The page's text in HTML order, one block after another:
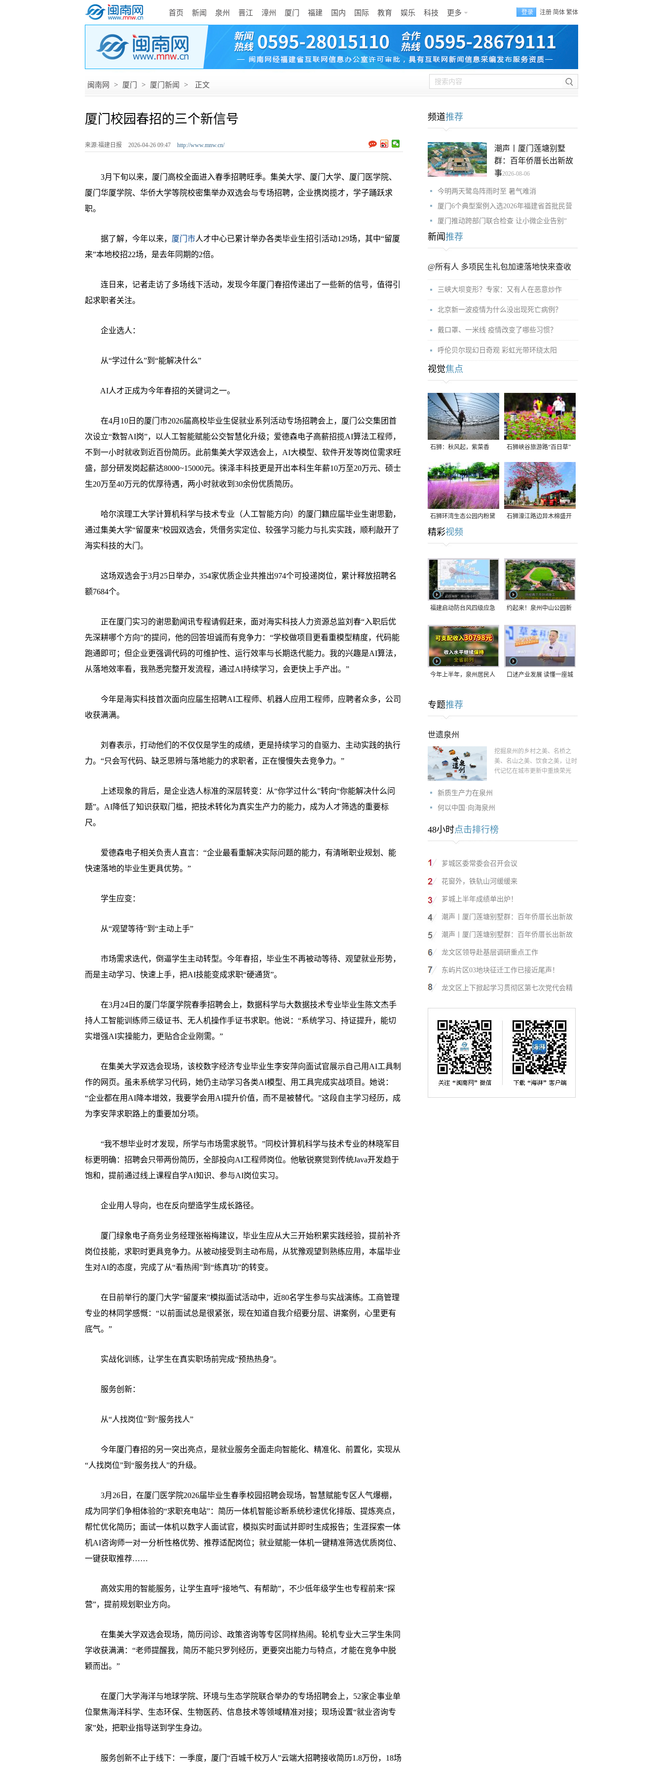
首页 新闻 泉州 晋江 漳州 厦门 福建 国内 国际 教育 娱乐 科技 更多 登录 注册 简体 繁体
闽南网 > 厦门 > 厦门新闻 > 正文
厦门校园春招的三个新信号
来源:福建日报 2026-04-26 09:47 http://www.mnw.cn/
3月下旬以来，厦门高校全面进入春季招聘旺季。集美大学、厦门大学、厦门医学院、
厦门华厦学院、华侨大学等院校密集举办双选会与专场招聘，企业携岗揽才，学子踊跃求
职。
据了解，今年以来， 厦门市人才中心已累计举办各类毕业生招引活动129场，其中“留厦
来”本地校招22场，是去年同期的2倍。
连日来，记者走访了多场线下活动，发现今年厦门春招传递出了一些新的信号，值得引
起求职者关注。
企业选人：
从“学过什么”到“能解决什么”
AI人才正成为今年春招的关键词之一。
在4月10日的厦门市2026届高校毕业生促就业系列活动专场招聘会上，厦门公交集团首
次设立“数智AI岗”，以人工智能赋能公交智慧化升级；爱德森电子高薪招揽AI算法工程师，
不到一小时就收到近百份简历。此前集美大学双选会上，AI大模型、软件开发等岗位需求旺
盛，部分研发岗起薪达8000~15000元。徕泽丰科技更是开出本科生年薪10万至20万元、硕士
生20万至40万元的优厚待遇，两小时就收到30余份优质简历。
哈尔滨理工大学计算机科学与技术专业（人工智能方向）的厦门籍应届毕业生谢思勤，
通过集美大学“留厦来”校园双选会，凭借务实定位、较强学习能力与扎实实践，顺利敲开了
海实科技的大门。
这场双选会于3月25日举办，354家优质企业共推出974个可投递岗位，累计释放招聘名
额7684个。
正在厦门实习的谢思勤闻讯专程请假赶来，面对海实科技人力资源总监刘春“入职后优
先深耕哪个方向”的提问，他的回答坦诚而有竞争力：“学校做项目更看重模型精度，代码能
跑通即可；但企业更强调代码的可维护性、运行效率与长期迭代能力。我的兴趣是AI算法，
从落地效率看，我熟悉完整开发流程，通过AI持续学习，会更快上手产出。”
今年是海实科技首次面向应届生招聘AI工程师、机器人应用工程师，应聘者众多，公司
收获满满。
刘春表示，打动他们的不仅仅是学生的成绩，更是持续学习的自驱力、主动实践的执行
力。“只会写代码、缺乏思辨与落地能力的求职者，正在慢慢失去竞争力。”
上述现象的背后，是企业选人标准的深层转变：从“你学过什么”转向“你能解决什么问
题”。AI降低了知识获取门槛，把技术转化为真实生产力的能力，成为人才筛选的重要标
尺。
爱德森电子相关负责人直言：“企业最看重解决实际问题的能力，有清晰职业规划、能
快速落地的毕业生更具优势。”
学生应变：
从“观望等待”到“主动上手”
市场需求迭代，倒逼学生主动转型。今年春招，毕业生不再被动等待、观望就业形势，
而是主动学习、快速上手，把AI技能变成求职“硬通货”。
在3月24日的厦门华厦学院春季招聘会上，数据科学与大数据技术专业毕业生陈文杰手
持人工智能训练师三级证书、无人机操作手证书求职。他说：“系统学习、持证提升，能切
实增强AI实操能力，更贴合企业刚需。”
在集美大学双选会现场，该校数字经济专业毕业生李安萍向面试官展示自己用AI工具制
作的网页。虽未系统学习代码，她仍主动学习各类AI模型、用工具完成实战项目。她说：
“企业都在用AI降本增效，我要学会用AI提升价值，而不是被替代。”这段自主学习经历，成
为李安萍求职路上的重要加分项。
“我不想毕业时才发现，所学与市场需求脱节。”同校计算机科学与技术专业的林晓军目
标更明确：招聘会只带两份简历，全部投向AI工程师岗位。他敏锐察觉到传统Java开发趋于
饱和，提前通过线上课程自学AI知识、参与AI岗位实习。
企业用人导向，也在反向塑造学生成长路径。
厦门绿象电子商务业务经理张裕梅建议，毕业生应从大三开始积累实践经验，提前补齐
岗位技能，求职时更具竞争力。从被动接受到主动布局，从犹豫观望到熟练应用，本届毕业
生对AI的态度，完成了从“看热闹”到“练真功”的转变。
在日前举行的厦门大学“留厦来”模拟面试活动中，近80名学生参与实战演练。工商管理
专业的林同学感慨：“以前面试总是很紧张，现在知道自我介绍要分层、讲案例，心里更有
底气。”
实战化训练，让学生在真实职场前完成“预热热身”。
服务创新：
从“人找岗位”到“服务找人”
今年厦门春招的另一突出亮点，是就业服务全面走向智能化、精准化、前置化，实现从
“人找岗位”到“服务找人”的升级。
3月26日，在厦门医学院2026届毕业生春季校园招聘会现场，智慧赋能专区人气爆棚，
成为同学们争相体验的“求职充电站”：简历一体机智能诊断系统秒速优化排版、提炼亮点，
帮忙优化简历；面试一体机以数字人面试官，模拟实时面试并即时生成报告；生涯探索一体
机AI咨询师一对一分析性格优势、推荐适配岗位；就业赋能一体机一键精准筛选优质岗位、
一键获取推荐……
高效实用的智能服务，让学生直呼“接地气、有帮助”，不少低年级学生也专程前来“探
营”，提前规划职业方向。
在集美大学双选会现场，简历问诊、政策咨询等专区同样热闹。轮机专业大三学生朱同
学收获满满：“老师提醒我，简历不能只罗列经历，更要突出能力与特点，才能在竞争中脱
颖而出。”
在厦门大学海洋与地球学院、环境与生态学院联合举办的专场招聘会上，52家企事业单
位聚焦海洋科学、生态环保、生物医药、信息技术等领域精准对接；现场设置“就业咨询专
家”处，把职业指导送到学生身边。
服务创新不止于线下：一季度，厦门“百城千校万人”云端大招聘接收简历1.8万份，18场
频道推荐
潮声丨厦门莲塘别墅
群：百年侨厝长出新故
事2026-08-06
今明两天鹭岛阵雨时至 暑气难消
厦门6个典型案例入选2026年福建省首批民营
厦门推动跨部门联合检查 让小微企业告别“
新闻 推荐
@所有人 多项民生礼包加速落地快来查收
三峡大坝变形？专家：又有人在恶意炒作
北京新一波疫情为什么没出现死亡病例？
戴口罩、一米线 疫情改变了哪些习惯？
呼伦贝尔现幻日奇观 彩虹光带环绕太阳
视觉焦点
石狮：秋风起，紫菜香 石狮峡谷旅游路“百日草”
争相斗艳
石狮环湾生态公园内粉黛
乱子草盛放
石狮濠江路边异木棉盛开
精彩视频
福建启动防台风四级应急
9日在长江口至福建北部
一带沿海登陆
约起来！泉州中山公园新
今年上半年，泉州居民人 口述产业发展 读懂一座城
专题推荐
世遗泉州
挖掘泉州的乡村之美、名桥之
美、名山之美、饮食之美，让时
代记忆在城市更新中重焕荣光
新质生产力在泉州
何以中国·向海泉州
48小时点击排行榜
芗城区委常委会召开会议
花窗外，铁轨山河缓缓来
芗城上半年成绩单出炉！
潮声丨厦门莲塘别墅群：百年侨厝长出新故
潮声丨厦门莲塘别墅群：百年侨厝长出新故
龙文区领导赴基层调研重点工作
东屿片区03地块征迁工作已接近尾声！
龙文区上下掀起学习贯彻区第七次党代会精